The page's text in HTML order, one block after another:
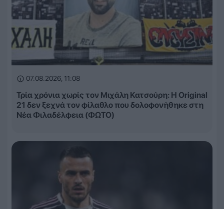
07.08.2026, 11:08
Τρία χρόνια χωρίς τον Μιχάλη Κατσούρη: Η Original
21 δεν ξεχνά τον φίλαθλο που δολοφονήθηκε στη
Νέα Φιλαδέλφεια (ΦΩΤΟ)